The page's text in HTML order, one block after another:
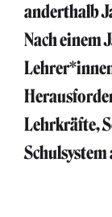
anderthalb
Nach einem
Lehrkräfte,
Schulsystem